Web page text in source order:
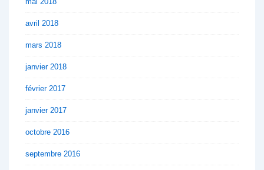
avril 2018
mars 2018
janvier 2018
février 2017
janvier 2017
octobre 2016
septembre 2016